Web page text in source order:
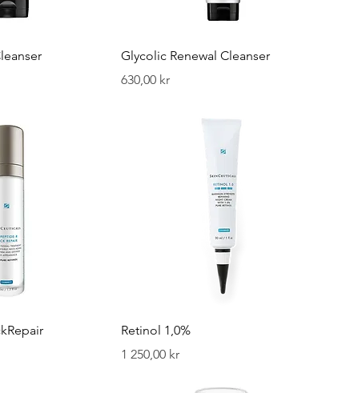
Glycolic Renewal Cleanser
Pris
630,00 kr
Retinol 1,0%
Pris
1 250,00 kr